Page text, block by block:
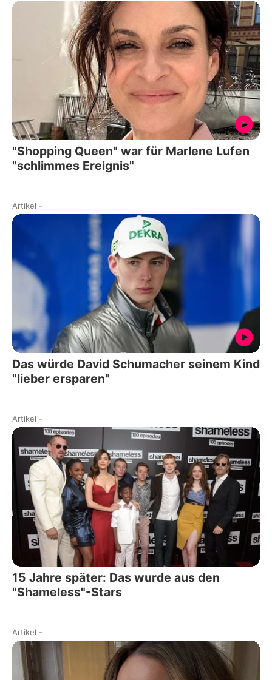
"Shopping Queen" war für Marlene Lufen
"schlimmes Ereignis"
Artikel -
Das würde David Schumacher seinem Kind
"lieber ersparen"
Artikel -
15 Jahre später: Das wurde aus den
"Shameless"-Stars
Artikel -